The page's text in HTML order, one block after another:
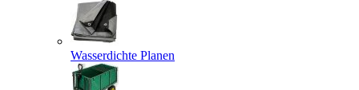
Wasserdichte Planen